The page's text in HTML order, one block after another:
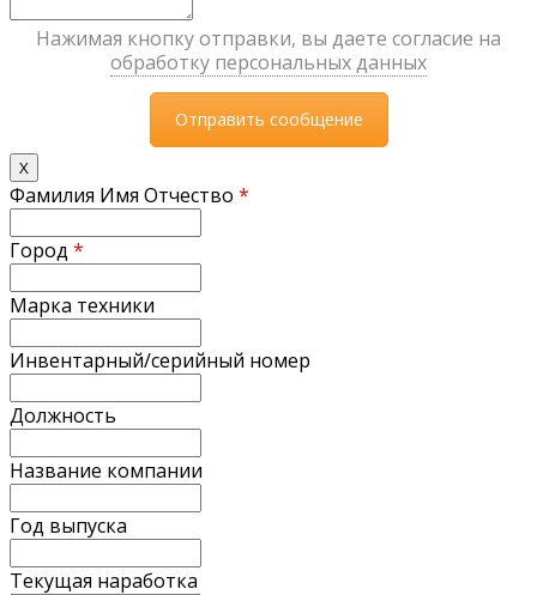
Нажимая кнопку отправки, вы даете согласие на
обработку персональных данных
X
Фамилия Имя Отчество *
Город *
Марка техники
Инвентарный/серийный номер
Должность
Название компании
Год выпуска
Текущая наработка